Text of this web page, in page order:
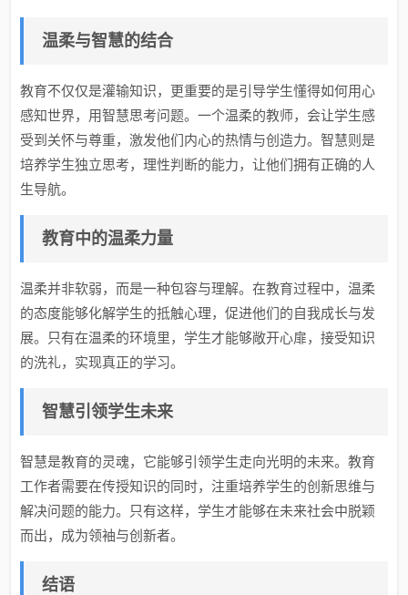
温柔与智慧的结合
教育不仅仅是灌输知识，更重要的是引导学生懂得如何用心
感知世界，用智慧思考问题。一个温柔的教师，会让学生感
受到关怀与尊重，激发他们内心的热情与创造力。智慧则是
培养学生独立思考，理性判断的能力，让他们拥有正确的人
生导航。
教育中的温柔力量
温柔并非软弱，而是一种包容与理解。在教育过程中，温柔
的态度能够化解学生的抵触心理，促进他们的自我成长与发
展。只有在温柔的环境里，学生才能够敞开心扉，接受知识
的洗礼，实现真正的学习。
智慧引领学生未来
智慧是教育的灵魂，它能够引领学生走向光明的未来。教育
工作者需要在传授知识的同时，注重培养学生的创新思维与
解决问题的能力。只有这样，学生才能够在未来社会中脱颖
而出，成为领袖与创新者。
结语